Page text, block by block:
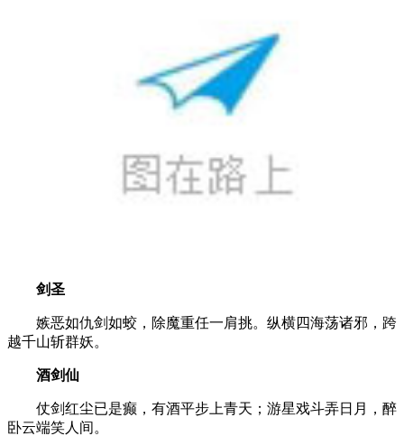
剑圣
嫉恶如仇剑如蛟，除魔重任一肩挑。纵横四海荡诸邪，跨
越千山斩群妖。
酒剑仙
仗剑红尘已是癫，有酒平步上青天；游星戏斗弄日月，醉
卧云端笑人间。